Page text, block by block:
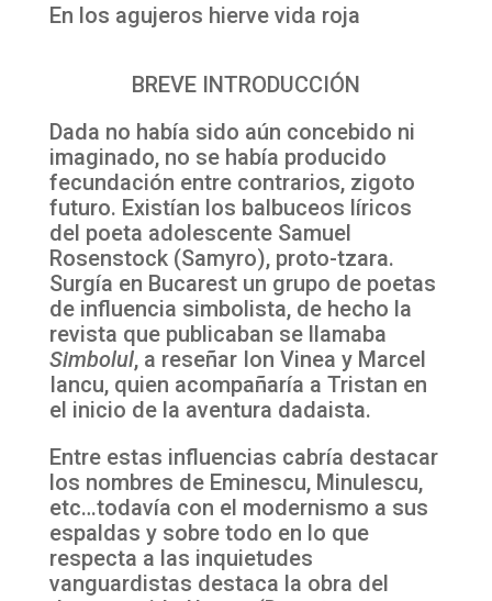
En los agujeros hierve vida roja
BREVE INTRODUCCIÓN
Dada no había sido aún concebido ni
imaginado, no se había producido
fecundación entre contrarios, zigoto
futuro. Existían los balbuceos líricos
del poeta adolescente Samuel
Rosenstock (Samyro), proto-tzara.
Surgía en Bucarest un grupo de poetas
de influencia simbolista, de hecho la
revista que publicaban se llamaba
Simbolul, a reseñar Ion Vinea y Marcel
Iancu, quien acompañaría a Tristan en
el inicio de la aventura dadaista.
Entre estas influencias cabría destacar
los nombres de Eminescu, Minulescu,
etc…todavía con el modernismo a sus
espaldas y sobre todo en lo que
respecta a las inquietudes
vanguardistas destaca la obra del